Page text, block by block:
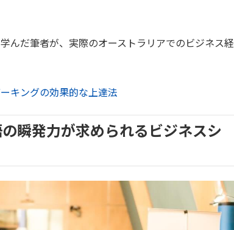
んだ筆者が、実際のオーストラリアでのビジネス経
キングの効果的な上達法
瞬発力が求められるビジネスシ